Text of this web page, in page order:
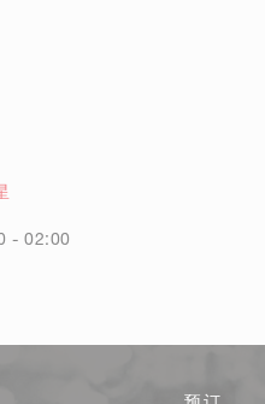
- 02:00